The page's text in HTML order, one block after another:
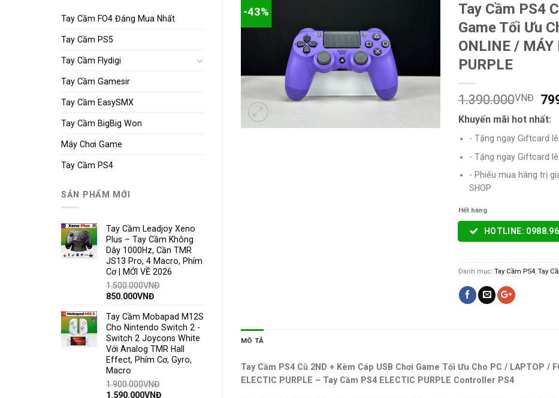
-43%
Tay Cầm PS4
Game Tối Ưu
ONLINE / MÁY
PURPLE
1.390.000VNĐ
Khuyến mãi hot nhất:
- Tặng ngay Giftcard
- Tặng ngay Giftcard
- Phiếu mua hàng trị
SHOP
Hết hàng
HOTLINE:
Danh mục: Tay Cầm PS4, Tay
MÔ TẢ
Tay Cầm PS4 Cũ 2ND + Kèm Cáp USB Chơi Game Tối Ưu Cho PC / LAPTOP /
ELECTIC PURPLE – Tay Cầm PS4 ELECTIC PURPLE Controller PS4
Tay Cầm FO4 Đáng Mua Nhất
Tay Cầm PS5
Tay Cầm Flydigi
Tay Cầm Gamesir
Tay Cầm EasySMX
Tay Cầm BigBig Won
Máy Chơi Game
Tay Cầm PS4
SẢN PHẨM MỚI
Tay Cầm Leadjoy Xeno
Plus – Tay Cầm Không
Dây 1000Hz, Cần TMR
JS13 Pro, 4 Macro, Phím
Cơ | MỚI VỀ 2026
1.500.000VNĐ
850.000VNĐ
Tay Cầm Mobapad M12S
Cho Nintendo Switch 2 -
Switch 2 Joycons White
Với Analog TMR Hall
Effect, Phím Cơ, Gyro,
Macro
1.900.000VNĐ
1.590.000VNĐ